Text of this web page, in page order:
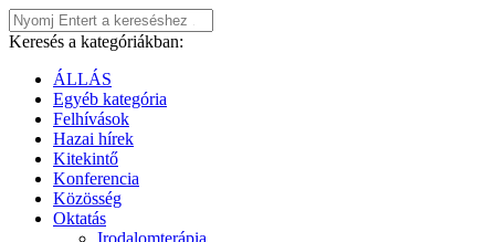
Keresés a kategóriákban:
ÁLLÁS
Egyéb kategória
Felhívások
Hazai hírek
Kitekintő
Konferencia
Közösség
Oktatás
Irodalomterápia